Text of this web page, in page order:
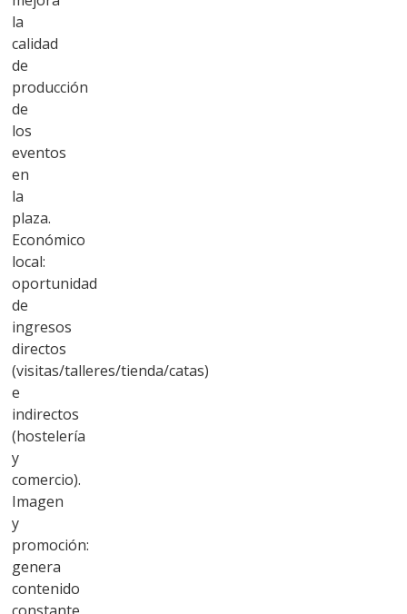
la
calidad
de
producción
de
los
eventos
en
la
plaza.
Económico
local:
oportunidad
de
ingresos
directos
(visitas/talleres/tienda/catas)
e
indirectos
(hostelería
y
comercio).
Imagen
y
promoción:
genera
contenido